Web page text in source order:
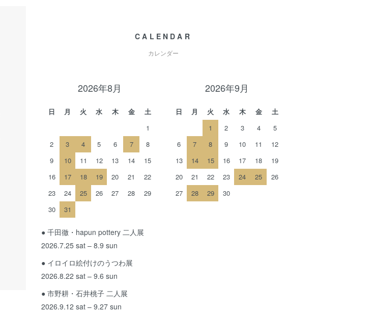
CALENDAR
カレンダー
2026年8月
日 月 火 水 木 金
土
1
2
3 4 5 6 7
8
9
10 11 12 13 14
15
16
17 18 19 20 21
22
23
24 25 26 27 28
29
30
31
2026年9月
日 月 火 水 木 金
土
1
2 3 4
5
6
7 8 9 10 11
12
13
14 15 16 17 18
19
20
21 22 23 24 25
26
27
28 29 30
● 千田徹・hapun pottery 二人展
2026.7.25 sat – 8.9 sun
● イロイロ絵付けのうつわ展
2026.8.22 sat – 9.6 sun
● 市野耕・石井桃子 二人展
2026.9.12 sat – 9.27 sun